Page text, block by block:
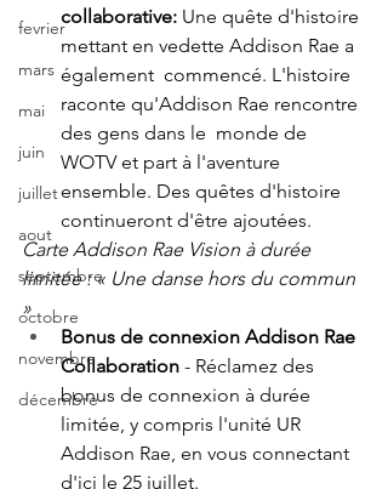
fevrier
mars
mai
juin
juillet
aout
septembre
octobre
novembre
décembre
collaborative: Une quête d'histoire
mettant en vedette Addison Rae a
également  commencé. L'histoire
raconte qu'Addison Rae rencontre
des gens dans le  monde de
WOTV et part à l'aventure
ensemble. Des quêtes d'histoire
continueront d'être ajoutées.
Carte Addison Rae Vision à durée
limitée : « Une danse hors du commun
»
Bonus de connexion Addison Rae
Collaboration - Réclamez des
bonus de connexion à durée
limitée, y compris l'unité UR
Addison Rae, en vous connectant
d'ici le 25 juillet.